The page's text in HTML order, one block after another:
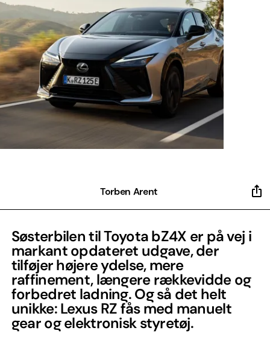
Torben Arent
Søsterbilen til Toyota bZ4X er på vej i
markant opdateret udgave, der
tilføjer højere ydelse, mere
raffinement, længere rækkevidde og
forbedret ladning. Og så det helt
unikke: Lexus RZ fås med manuelt
gear og elektronisk styretøj.